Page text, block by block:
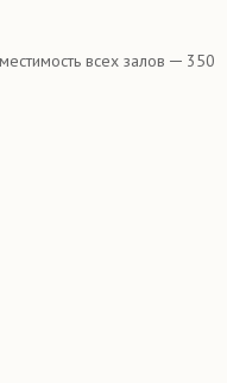
всех залов ─ 350